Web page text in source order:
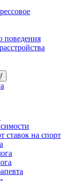
поведения
ставок на спорт